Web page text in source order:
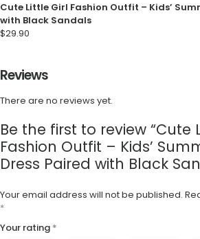
Cute Little Girl Fashion Outfit – Kids’
with Black Sandals
$29.90
Reviews
There are no reviews yet.
Be the first to review “Cute
Fashion Outfit – Kids’
Dress Paired with Black
Your email address will not be published.
*
Your rating *